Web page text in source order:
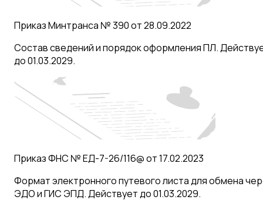
Приказ Минтранса № 390 от 28.09.2022
Состав сведений и порядок оформления ПЛ.
до 01.03.2029.
Приказ ФНС № ЕД-7-26/116@ от 17.02.2023
Формат электронного путевого листа для обмена
ЭДО и ГИС ЭПД. Действует до 01.03.2029.